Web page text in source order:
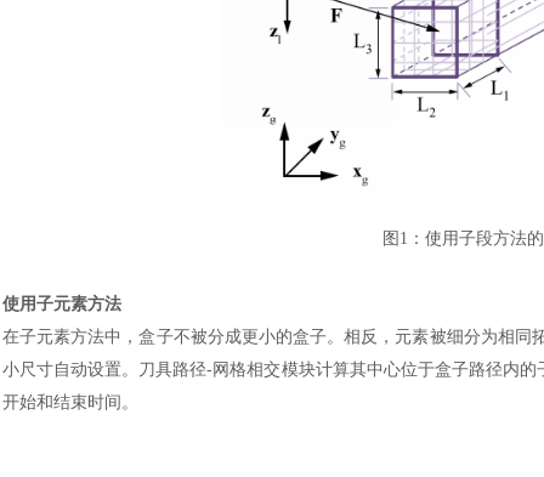
图 1 ： 使用子段方法
使用子元素方法
在子元素方法中，盒子不被分成更小的盒子。相反，元素被细分为相同
小尺寸自动设置。刀具路径-网格相交模块计算其中心位于盒子路径内
开始和结束时间。